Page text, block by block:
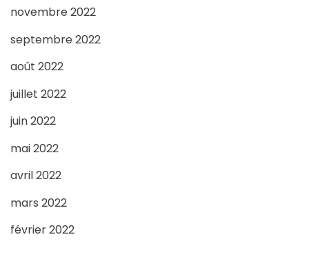
novembre 2022
septembre 2022
août 2022
juillet 2022
juin 2022
mai 2022
avril 2022
mars 2022
février 2022